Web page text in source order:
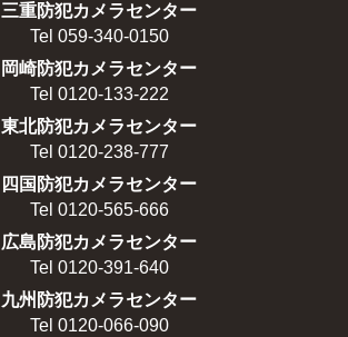
三重防犯カメラセンター
Tel 059-340-0150
岡崎防犯カメラセンター
Tel 0120-133-222
東北防犯カメラセンター
Tel 0120-238-777
四国防犯カメラセンター
Tel 0120-565-666
広島防犯カメラセンター
Tel 0120-391-640
九州防犯カメラセンター
Tel 0120-066-090